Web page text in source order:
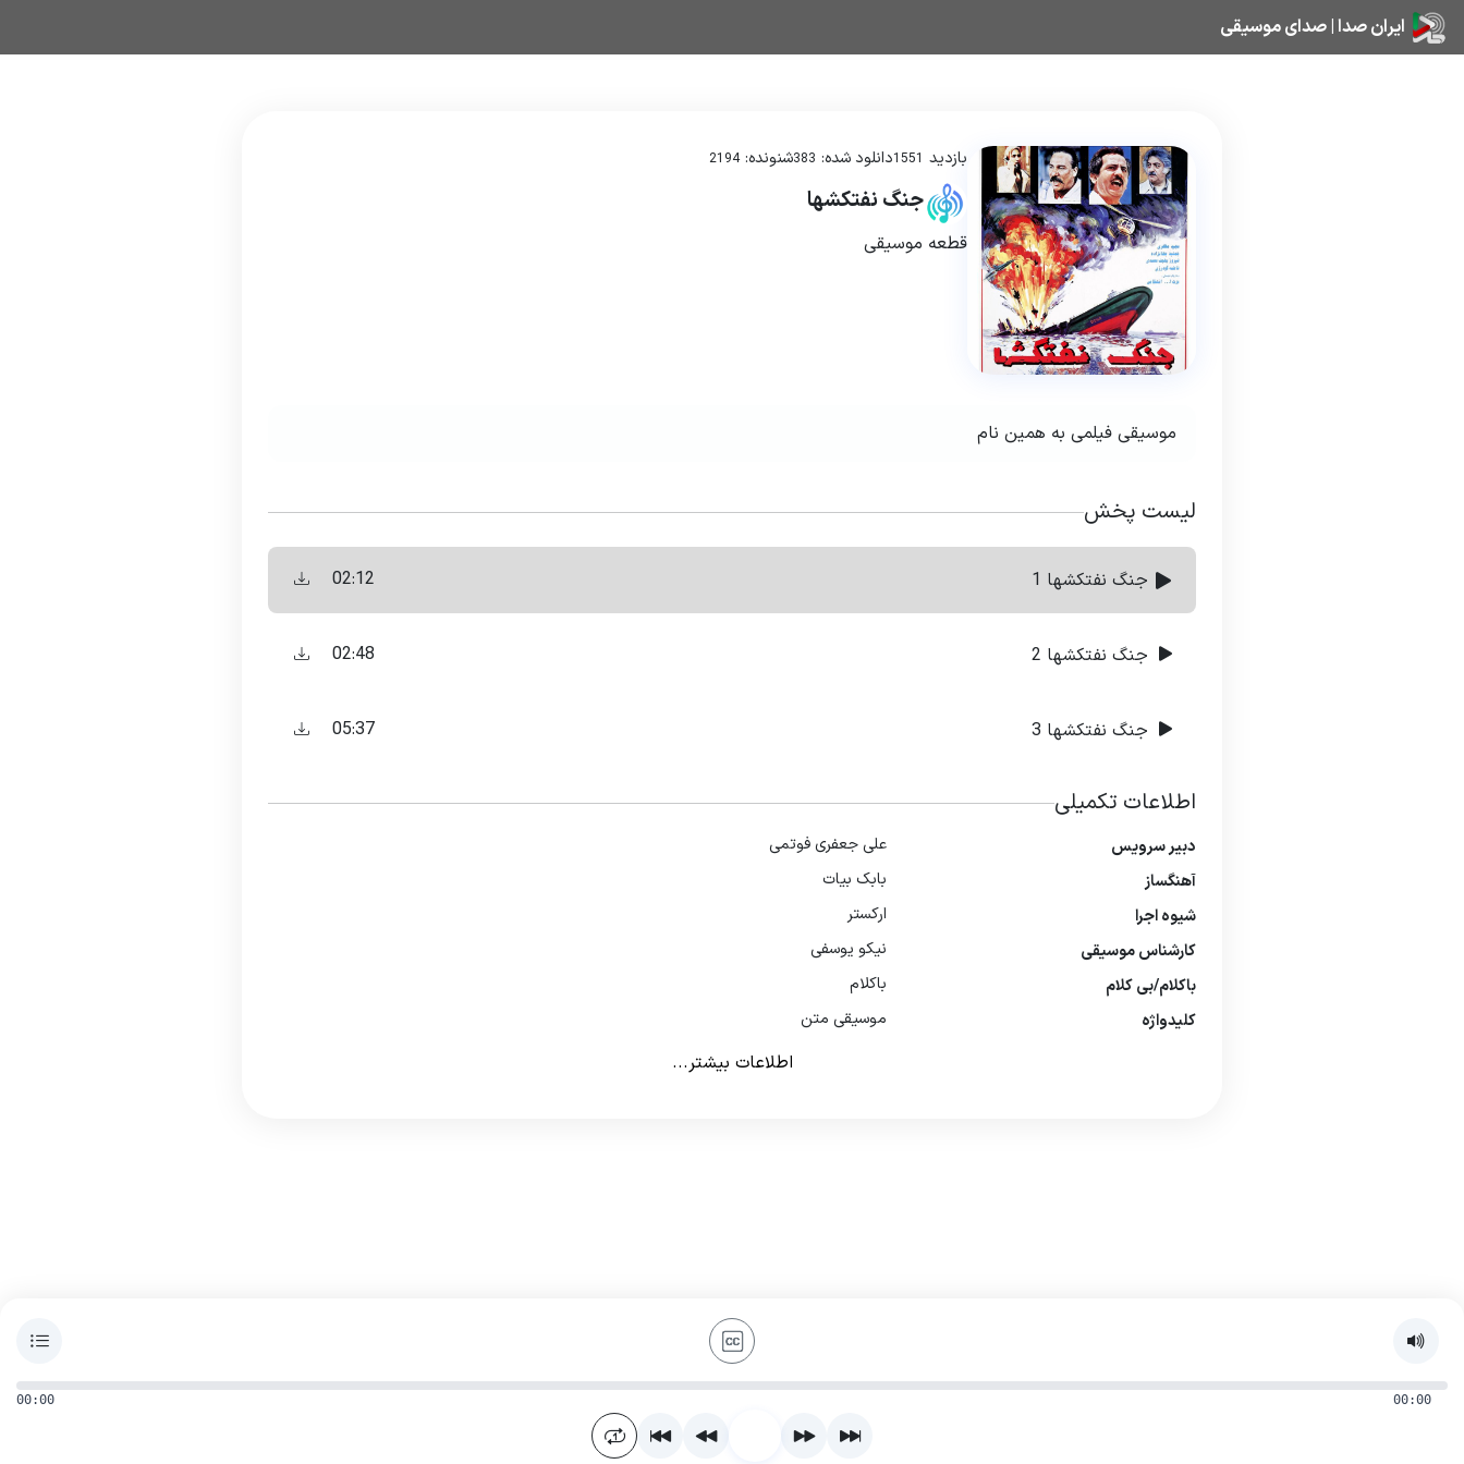
ایران صدا | صدای موسیقی
بازدید 1551دانلود شده: 383شنونده: 2194
جنگ نفتکشها
قطعه موسیقی
موسیقی فیلمی به همین نام
لیست پخش
جنگ نفتکشها 1 02:12
جنگ نفتکشها 2 02:48
جنگ نفتکشها 3 05:37
اطلاعات تکمیلی
دبیر سرویس
علی جعفری فوتمی
آهنگساز
بابک بیات
شیوه اجرا
ارکستر
كارشناس موسیقی
نیکو یوسفی
باكلام/بی كلام
باکلام
كلیدواژه
موسیقی متن
اطلاعات بیشتر...
00:00 00:00